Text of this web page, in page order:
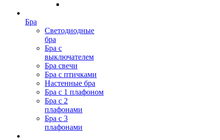
Бра
Светодиодные
бра
Бра с
выключателем
Бра свечи
Бра с птичками
Настенные бра
Бра с 1 плафоном
Бра с 2
плафонами
Бра с 3
плафонами